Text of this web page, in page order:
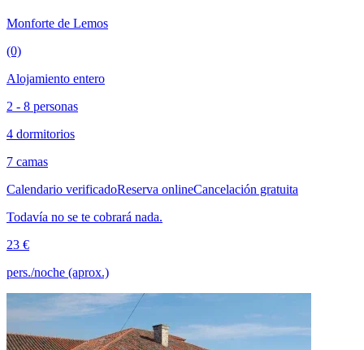
Monforte de Lemos
(0)
Alojamiento entero
2 - 8 personas
4 dormitorios
7 camas
Calendario verificadoReserva onlineCancelación gratuita
Todavía no se te cobrará nada.
23 €
pers./noche (aprox.)